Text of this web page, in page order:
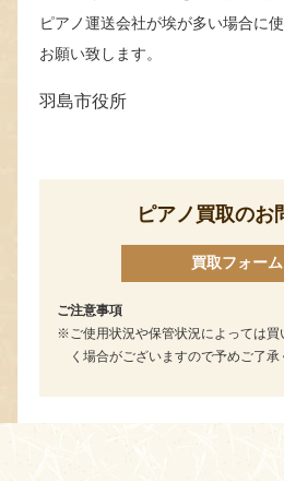
ピアノ運送会社が埃が多い場合に
お願い致します。
羽島市役所
ピアノ買取のお
買取フォーム
ご注意事項
ご使用状況や保管状況によっては
く場合がございますので予めご了承